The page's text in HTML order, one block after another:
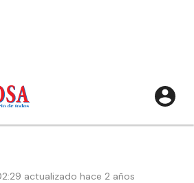
actualizado hace 2 años